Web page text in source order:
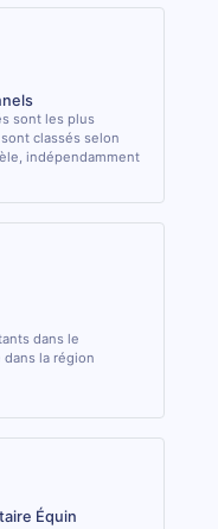
sont les plus
classés selon
indépendamment
dans le
la région
Équin